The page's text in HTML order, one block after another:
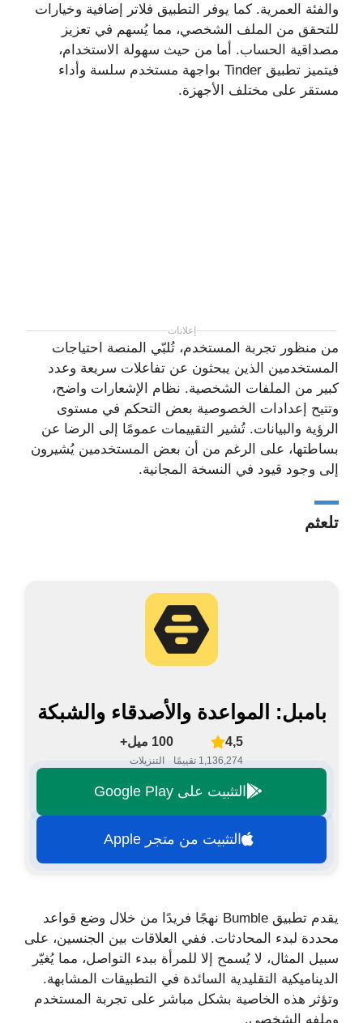
والفئة العمرية. كما يوفر التطبيق فلاتر إضافية وخيارات
للتحقق من الملف الشخصي، مما يُسهم في تعزيز
مصداقية الحساب. أما من حيث سهولة الاستخدام،
فيتميز تطبيق Tinder بواجهة مستخدم سلسة وأداء
مستقر على مختلف الأجهزة.
إعلانات
من منظور تجربة المستخدم، تُلبّي المنصة احتياجات
المستخدمين الذين يبحثون عن تفاعلات سريعة وعدد
كبير من الملفات الشخصية. نظام الإشعارات واضح،
وتتيح إعدادات الخصوصية بعض التحكم في مستوى
الرؤية والبيانات. تُشير التقييمات عمومًا إلى الرضا عن
بساطتها، على الرغم من أن بعض المستخدمين يُشيرون
إلى وجود قيود في النسخة المجانية.
تلعثم
بامبل: المواعدة والأصدقاء والشبكة
4,5
1,136,274 تقييمًا
100 ميل+
التنزيلات
التثبيت على Google Play
التثبيت من متجر Apple
يقدم تطبيق Bumble نهجًا فريدًا من خلال وضع قواعد
محددة لبدء المحادثات. ففي العلاقات بين الجنسين، على
سبيل المثال، لا يُسمح إلا للمرأة ببدء التواصل، مما يُغيّر
الديناميكية التقليدية السائدة في التطبيقات المشابهة.
وتؤثر هذه الخاصية بشكل مباشر على تجربة المستخدم
وملفه الشخصي.